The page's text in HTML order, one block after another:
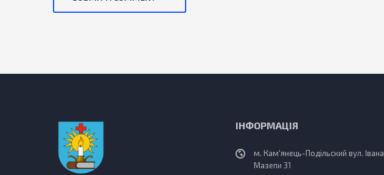
ІНФОРМАЦІЯ
м. Кам'янець-Подільский вул. Івана
Мазепи 31